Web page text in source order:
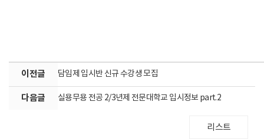
이전글 담임제 입시반 신규 수강생 모집
다음글 실용무용 전공 2/3년제 전문대학교 입시정보 part.2
리스트